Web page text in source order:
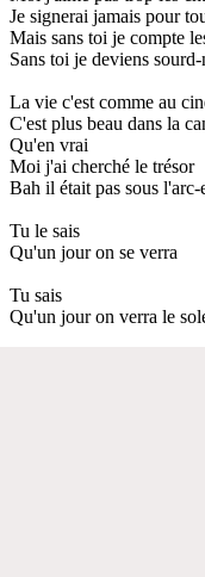
Je signerai jamais pour
Mais sans toi je compte
Sans toi je deviens
La vie c'est comme au
C'est plus beau dans la
Qu'en vrai
Moi j'ai cherché le trésor
Bah il était pas sous l'arc-
Tu le sais
Qu'un jour on se verra
Tu sais
Qu'un jour on verra le